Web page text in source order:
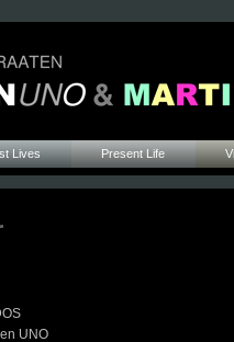
Lives Present Life
UNO